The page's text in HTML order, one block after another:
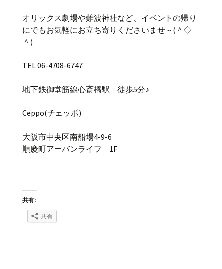
オリックス劇場や難波神社など、イベントの帰り
にでもお気軽にお立ち寄りくださいませ～(＾◇
＾)
TEL 06-4708-6747
地下鉄御堂筋線心斎橋駅 徒歩5分♪
Ceppo(チェッポ)
大阪市中央区南船場4-9-6
順慶町アーバンライフ 1F
共有:
共有